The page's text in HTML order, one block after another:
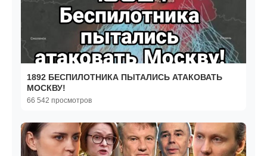
1892 БЕСПИЛОТНИКА ПЫТАЛИСЬ АТАКОВАТЬ
МОСКВУ!
66 542 просмотров